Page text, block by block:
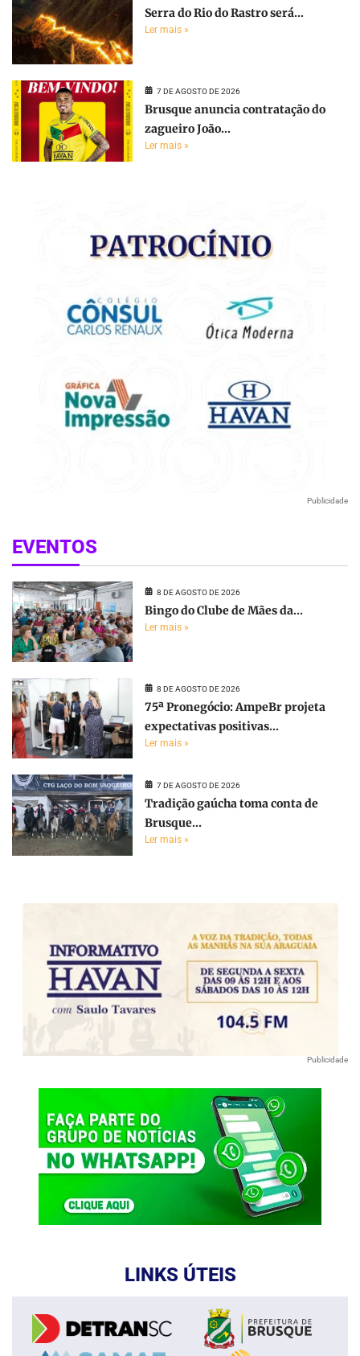
Serra do Rio do Rastro será...
Ler mais »
7 DE AGOSTO DE 2026
Brusque anuncia contratação do
zagueiro João...
Ler mais »
Publicidade
EVENTOS
8 DE AGOSTO DE 2026
Bingo do Clube de Mães da...
Ler mais »
8 DE AGOSTO DE 2026
75ª Pronegócio: AmpeBr projeta
expectativas positivas...
Ler mais »
7 DE AGOSTO DE 2026
Tradição gaúcha toma conta de
Brusque...
Ler mais »
Publicidade
LINKS ÚTEIS